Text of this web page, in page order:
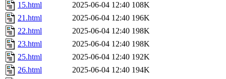
15.html
2025-06-04 12:40 108K
21.html
2025-06-04 12:40 196K
22.html
2025-06-04 12:40 198K
23.html
2025-06-04 12:40 198K
25.html
2025-06-04 12:40 192K
26.html
2025-06-04 12:40 194K